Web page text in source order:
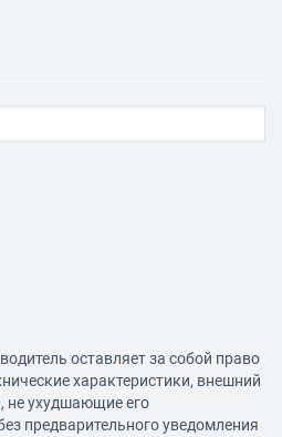
без колес
есть
оставляет за собой право
характеристики, внешний
не ухудшающие его
предварительного уведомления